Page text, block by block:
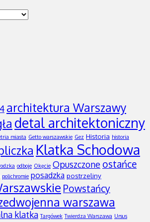
architektura Warszawy
detal architektoniczny
miasta Getto warszawskie Gez Historia historia
Klatka Schodowa
odboje Okęcie Opuszczone ostańce
polichromie posadzka postrzeliny
Powstańcy
warszawa
klatka Targówek Twierdza Warszawa Ursus